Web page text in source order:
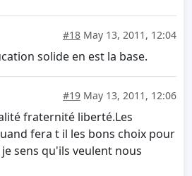
#18 May 13, 2011, 12:04
solide en est la base.
#19 May 13, 2011, 12:06
fraternité liberté.Les
fera t il les bons choix pour
sens qu'ils veulent nous